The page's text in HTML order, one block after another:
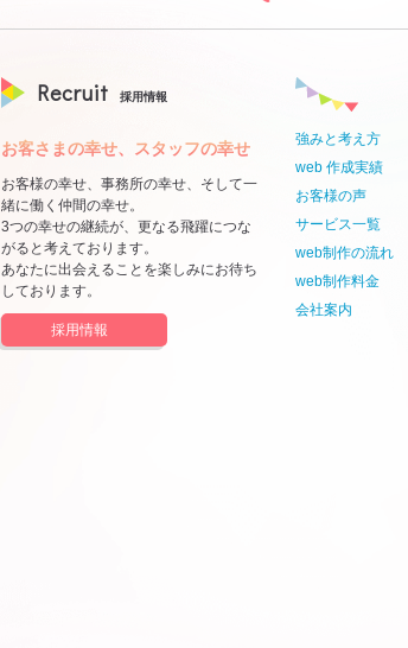
Recruit 採用情報
お客さまの幸せ、スタッフの幸せ
お客様の幸せ、事務所の幸せ、そして一
緒に働く仲間の幸せ。
3つの幸せの継続が、更なる飛躍につな
がると考えております。
あなたに出会えることを楽しみにお待ち
しております。
採用情報
強みと考え方
web 作成実績
お客様の声
サービス一覧
web制作の流れ
web制作料金
会社案内